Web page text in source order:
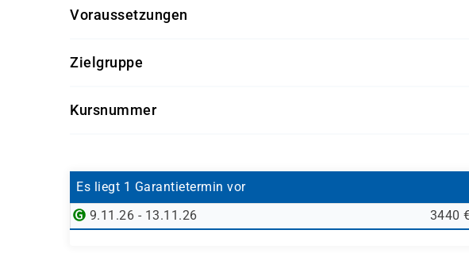
Voraussetzungen
VMware vSphere® verfügen.Die Teilnehmer sollten in der Lage
Vorlage- Ändern der Hardware einer virtuellen Maschine-
Zielgruppe
VMware Aria Automation verantwortlich sind
Kursnummer
Es liegt 1 Garantietermin vor
9.11.26 - 13.11.26
3440